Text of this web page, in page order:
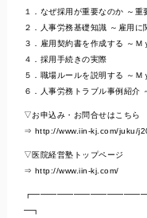
１．なぜ採用が重要なのか ～重
２．人事労務基礎知識 ～雇用に
３．雇用契約書を作成する ～Ｍ
４．採用手続きの実際
５．職場ルールを説明する ～Ｍ
６．人事労務トラブル事例紹介
▽お申込み・お問合せはこちら
⇒ http://www.iin-kj.com/juku/
▽医院経営塾トップページ
⇒ http://www.iin-kj.com/
━┓